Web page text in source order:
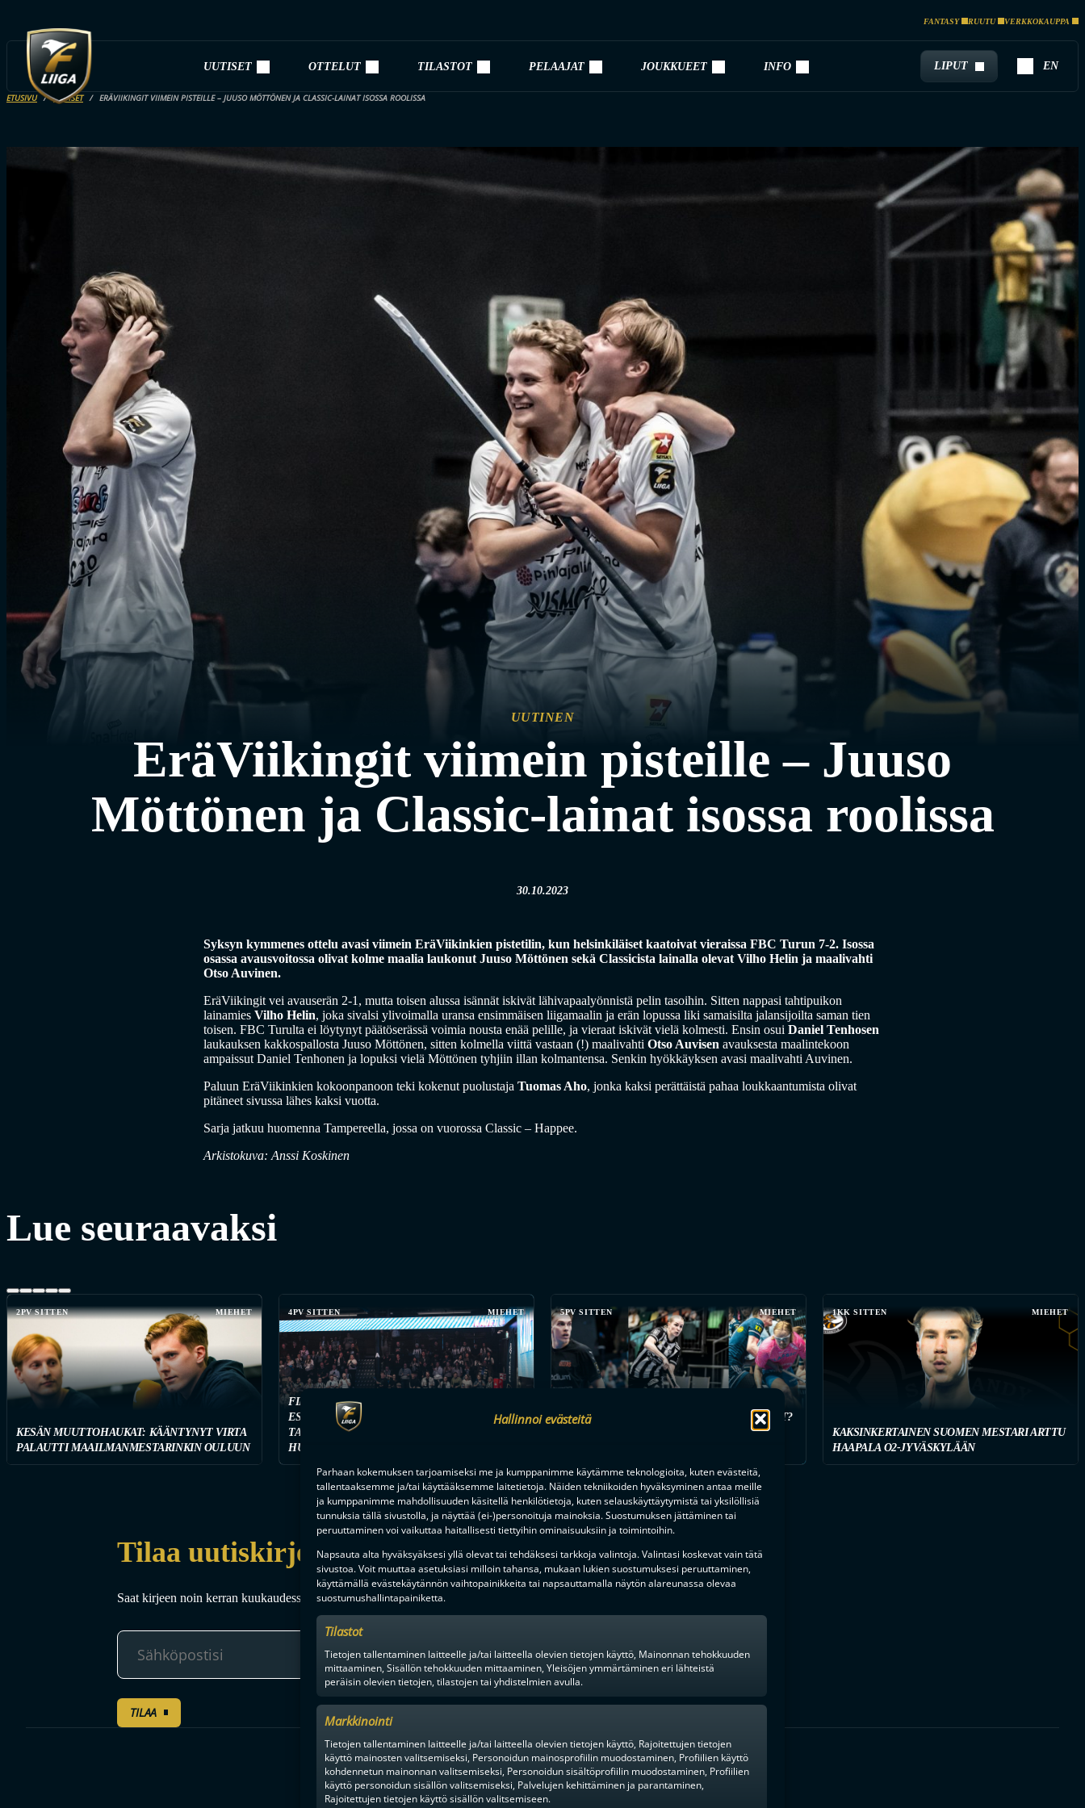
Hallinnoi evästeitä
Parhaan kokemuksen tarjoamiseksi me ja kumppanimme käytämme teknologioita, kuten evästeitä,
tallentaaksemme ja/tai käyttääksemme laitetietoja. Näiden tekniikoiden hyväksyminen antaa meille
ja kumppanimme mahdollisuuden käsitellä henkilötietoja, kuten selauskäyttäytymistä tai yksilöllisiä
tunnuksia tällä sivustolla, ja näyttää (ei-)personoituja mainoksia. Suostumuksen jättäminen tai
peruuttaminen voi vaikuttaa haitallisesti tiettyihin ominaisuuksiin ja toimintoihin.
Napsauta alta hyväksyäksesi yllä olevat tai tehdäksesi tarkkoja valintoja. Valintasi koskevat vain tätä
sivustoa. Voit muuttaa asetuksiasi milloin tahansa, mukaan lukien suostumuksesi peruuttaminen,
käyttämällä evästekäytännön vaihtopainikkeita tai napsauttamalla näytön alareunassa olevaa
suostumushallintapainiketta.
Tilastot
Tietojen tallentaminen laitteelle ja/tai laitteella olevien tietojen käyttö, Mainonnan tehokkuuden
mittaaminen, Sisällön tehokkuuden mittaaminen, Yleisöjen ymmärtäminen eri lähteistä
peräisin olevien tietojen, tilastojen tai yhdistelmien avulla.
Markkinointi
Tietojen tallentaminen laitteelle ja/tai laitteella olevien tietojen käyttö, Rajoitettujen tietojen
käyttö mainosten valitsemiseksi, Personoidun mainosprofiilin muodostaminen, Profiilien käyttö
kohdennetun mainonnan valitsemiseksi, Personoidun sisältöprofiilin muodostaminen, Profiilien
käyttö personoidun sisällön valitsemiseksi, Palvelujen kehittäminen ja parantaminen,
Rajoitettujen tietojen käyttö sisällön valitsemiseen.
FANTASY RUUTU VERKKOKAUPPA
UUTISET OTTELUT TILASTOT PELAAJAT JOUKKUEET INFO LIPUT EN
ETUSIVU UUTISET ERÄVIIKINGIT VIIMEIN PISTEILLE – JUUSO MÖTTÖNEN JA CLASSIC-LAINAT ISOSSA ROOLISSA
UUTINEN
EräViikingit viimein pisteille – Juuso
Möttönen ja Classic-lainat isossa roolissa
30.10.2023
Syksyn kymmenes ottelu avasi viimein EräViikinkien pistetilin, kun helsinkiläiset kaatoivat vieraissa FBC Turun 7-2. Isossa
osassa avausvoitossa olivat kolme maalia laukonut Juuso Möttönen sekä Classicista lainalla olevat Vilho Helin ja maalivahti
Otso Auvinen.
EräViikingit vei avauserän 2-1, mutta toisen alussa isännät iskivät lähivapaalyönnistä pelin tasoihin. Sitten nappasi tahtipuikon
lainamies Vilho Helin, joka sivalsi ylivoimalla uransa ensimmäisen liigamaalin ja erän lopussa liki samaisilta jalansijoilta saman tien
toisen. FBC Turulta ei löytynyt päätöserässä voimia nousta enää pelille, ja vieraat iskivät vielä kolmesti. Ensin osui Daniel Tenhosen
laukauksen kakkospallosta Juuso Möttönen, sitten kolmella viittä vastaan (!) maalivahti Otso Auvisen avauksesta maalintekoon
ampaissut Daniel Tenhonen ja lopuksi vielä Möttönen tyhjiin illan kolmantensa. Senkin hyökkäyksen avasi maalivahti Auvinen.
Paluun EräViikinkien kokoonpanoon teki kokenut puolustaja Tuomas Aho, jonka kaksi perättäistä pahaa loukkaantumista olivat
pitäneet sivussa lähes kaksi vuotta.
Sarja jatkuu huomenna Tampereella, jossa on vuorossa Classic – Happee.
Arkistokuva: Anssi Koskinen
Lue seuraavaksi
2PV SITTEN MIEHET
KESÄN MUUTTOHAUKAT: KÄÄNTYNYT VIRTA
PALAUTTI MAAILMANMESTARINKIN OULUUN
4PV SITTEN MIEHET
FINAALIUUSINTA PORISSA, HUIPPUPELEJÄ
ESPOOSSA – F-LIIGAN PRESEASON
TARJOILEE TUHDIN KATTAUKSEN
HUIPPUVIIHDETTÄ
5PV SITTEN MIEHET
KETKÄ OVAT KESÄN KOVIMMAT HANKINNAT?
SEURAA TÄSTÄ SEUROJEN JULKAISTUJA
1KK SITTEN MIEHET
KAKSINKERTAINEN SUOMEN MESTARI ARTTU
HAAPALA O2-JYVÄSKYLÄÄN
Tilaa uutiskirje
Saat kirjeen noin kerran kuukaudessa F-liigakauden alusta ratkaisuhetkiin asti.
TILAA
F-LIIGANKUMPPANIT